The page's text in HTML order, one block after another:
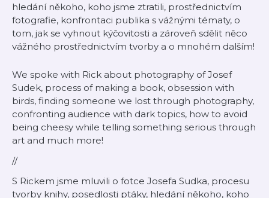
hledání někoho, koho jsme ztratili, prostřednictvím
fotografie, konfrontaci publika s vážnými tématy, o
tom, jak se vyhnout kýčovitosti a zároveň sdělit něco
vážného prostřednictvím tvorby a o mnohém dalším!
We spoke with Rick about photography of Josef
Sudek, process of making a book, obsession with
birds, finding someone we lost through photography,
confronting audience with dark topics, how to avoid
being cheesy while telling something serious through
art and much more!
//
S Rickem jsme mluvili o fotce Josefa Sudka, procesu
tvorby knihy, posedlosti ptáky, hledání někoho, koho